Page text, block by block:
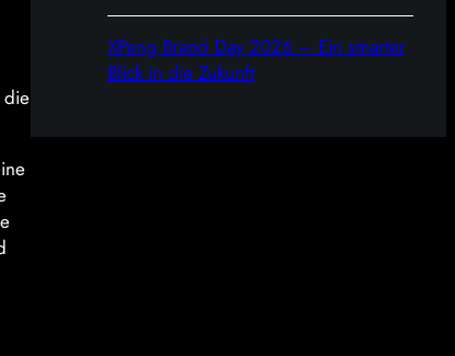
die
XPeng Brand Day 2026 – Ein smarter
Blick in die Zukunft